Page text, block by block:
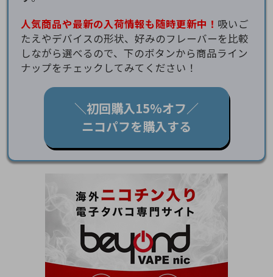
人気商品や最新の入荷情報も随時更新中！ 吸いご
たえやデバイスの形状、好みのフレーバーを比較
しながら選べるので、下のボタンから商品ライン
ナップをチェックしてみてください！
＼初回購入15％オフ／
ニコパフを購入する